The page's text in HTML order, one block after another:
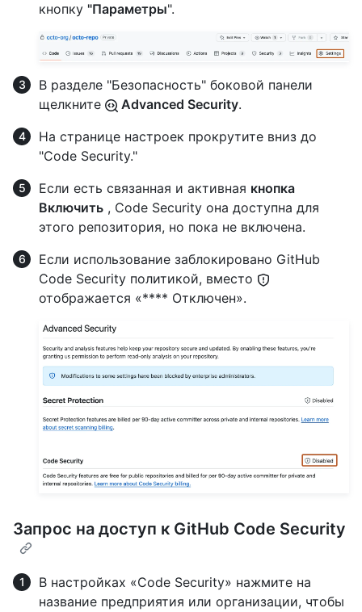
кнопку "Параметры".
В разделе "Безопасность" боковой панели
щелкните
Advanced Security.
На странице настроек прокрутите вниз до
"Code Security."
Если есть связанная и активная кнопка
Включить , Code Security она доступна для
этого репозитория, но пока не включена.
Если использование заблокировано GitHub
Code Security политикой, вместо
отображается «**** Отключен».
Запрос на доступ к GitHub Code Security
В настройках «Code Security» нажмите на
название предприятия или организации, чтобы